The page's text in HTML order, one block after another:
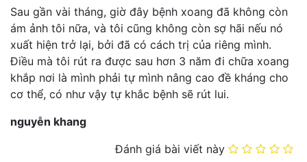
Sau gần vài tháng, giờ đây bệnh xoang đã không còn
ám ảnh tôi nữa, và tôi cũng không còn sợ hãi nếu nó
xuất hiện trở lại, bởi đã có cách trị của riêng mình.
Điều mà tôi rút ra được sau hơn 3 năm đi chữa xoang
khắp nơi là mình phải tự mình nâng cao đề kháng cho
cơ thể, có như vậy tự khắc bệnh sẽ rút lui.
nguyễn khang
Đánh giá bài viết này